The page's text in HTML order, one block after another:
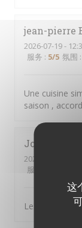
这
jean-pierre
2026-07-19-
服务 : 5/5 氛围 :
Une cuisine
saison ,
José
2026-07-19
-
服务
Les ris de